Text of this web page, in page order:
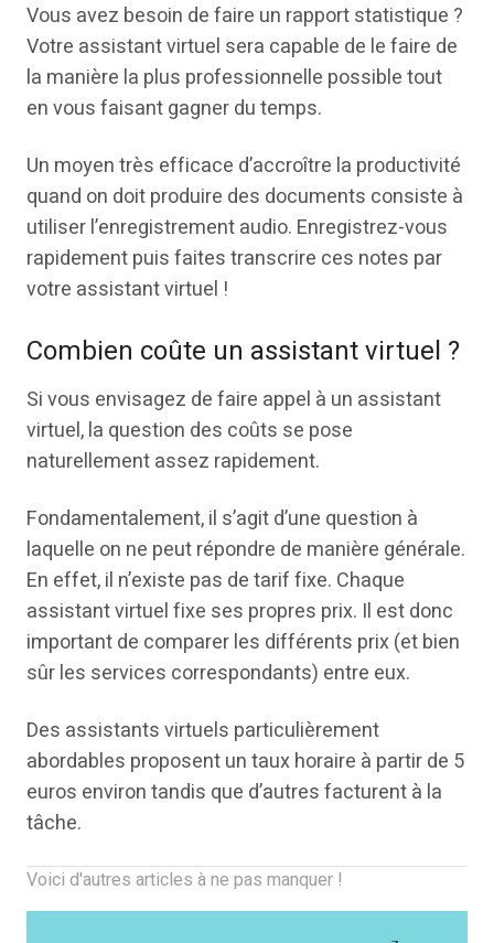
Vous avez besoin de faire un rapport statistique ?
Votre assistant virtuel sera capable de le faire de
la manière la plus professionnelle possible tout
en vous faisant gagner du temps.
Un moyen très efficace d’accroître la productivité
quand on doit produire des documents consiste à
utiliser l’enregistrement audio. Enregistrez-vous
rapidement puis faites transcrire ces notes par
votre assistant virtuel !
Combien coûte un assistant virtuel ?
Si vous envisagez de faire appel à un assistant
virtuel, la question des coûts se pose
naturellement assez rapidement.
Fondamentalement, il s’agit d’une question à
laquelle on ne peut répondre de manière générale.
En effet, il n’existe pas de tarif fixe. Chaque
assistant virtuel fixe ses propres prix. Il est donc
important de comparer les différents prix (et bien
sûr les services correspondants) entre eux.
Des assistants virtuels particulièrement
abordables proposent un taux horaire à partir de 5
euros environ tandis que d’autres facturent à la
tâche.
Voici d'autres articles à ne pas manquer !